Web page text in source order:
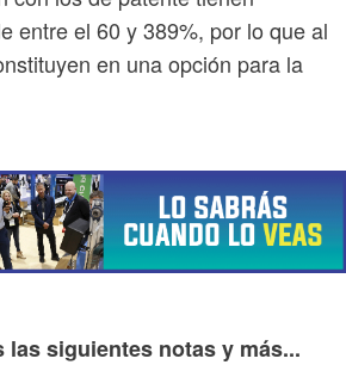
entre el 60 y 389%, por lo que al
en una opción para la
siguientes notas y más...